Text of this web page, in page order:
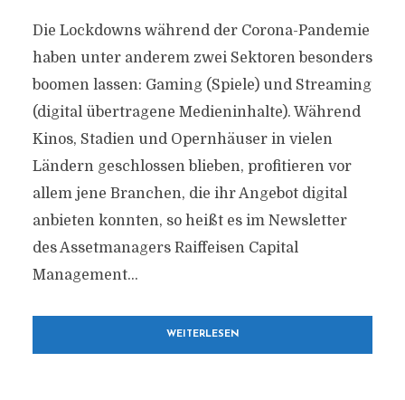
Die Lockdowns während der Corona-Pandemie
haben unter anderem zwei Sektoren besonders
boomen lassen: Gaming (Spiele) und Streaming
(digital übertragene Medieninhalte). Während
Kinos, Stadien und Opernhäuser in vielen
Ländern geschlossen blieben, profitieren vor
allem jene Branchen, die ihr Angebot digital
anbieten konnten, so heißt es im Newsletter
des Assetmanagers Raiffeisen Capital
Management...
WEITERLESEN